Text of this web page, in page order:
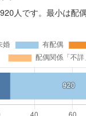
人です。最小は配